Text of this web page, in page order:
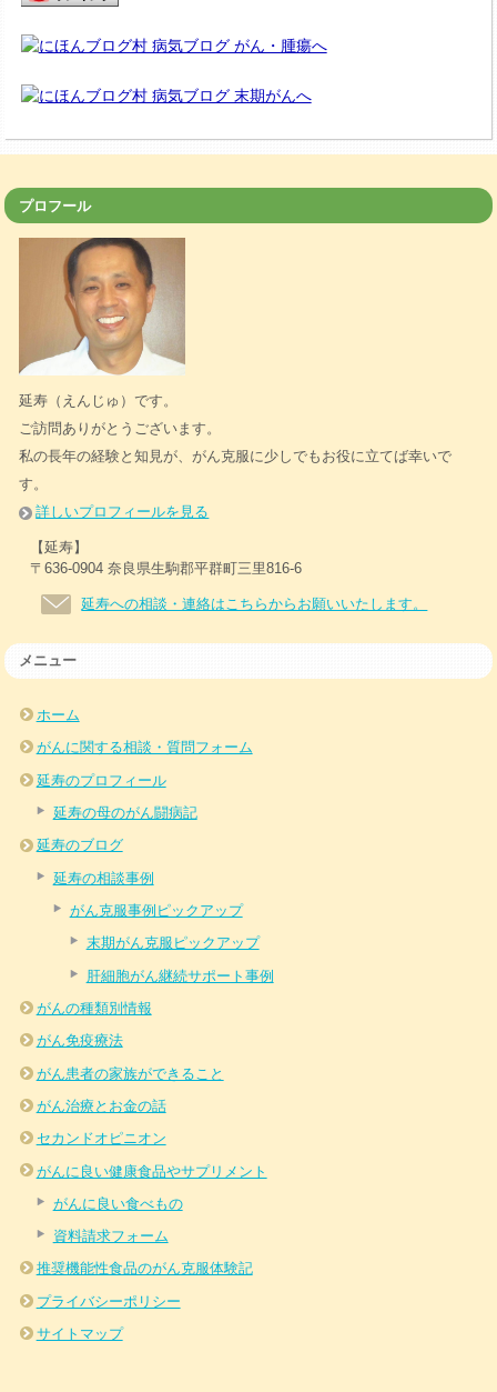
プロフール
延寿（えんじゅ）です。
ご訪問ありがとうございます。
私の長年の経験と知見が、がん克服に少しでもお役に立てば幸いで
す。
詳しいプロフィールを見る
【延寿】
〒636-0904 奈良県生駒郡平群町三里816-6
延寿への相談・連絡はこちらからお願いいたします。
メニュー
ホーム
がんに関する相談・質問フォーム
延寿のプロフィール
延寿の母のがん闘病記
延寿のブログ
延寿の相談事例
がん克服事例ピックアップ
末期がん克服ピックアップ
肝細胞がん継続サポート事例
がんの種類別情報
がん免疫療法
がん患者の家族ができること
がん治療とお金の話
セカンドオピニオン
がんに良い健康食品やサプリメント
がんに良い食べもの
資料請求フォーム
推奨機能性食品のがん克服体験記
プライバシーポリシー
サイトマップ